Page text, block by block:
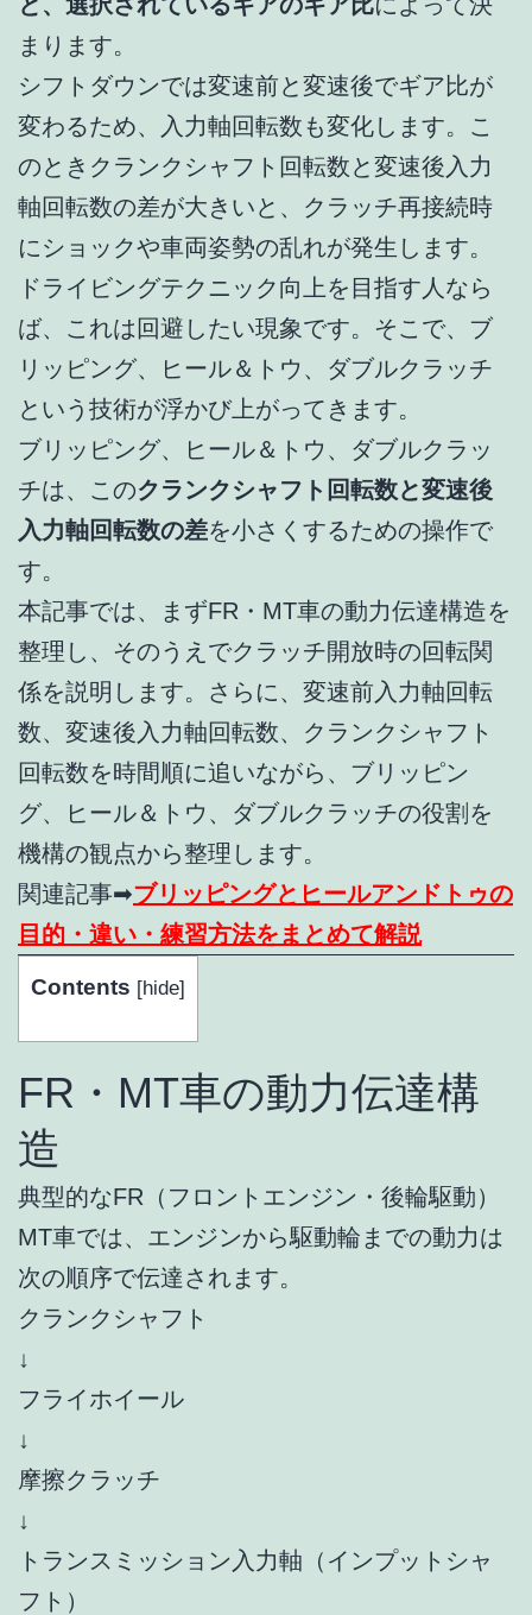
まります。
シフトダウンでは変速前と変速後でギア比が
変わるため、入力軸回転数も変化します。こ
のときクランクシャフト回転数と変速後入力
軸回転数の差が大きいと、クラッチ再接続時
にショックや車両姿勢の乱れが発生します。
ドライビングテクニック向上を目指す人なら
ば、これは回避したい現象です。そこで、ブ
リッピング、ヒール＆トウ、ダブルクラッチ
という技術が浮かび上がってきます。
ブリッピング、ヒール＆トウ、ダブルクラッ
チは、このクランクシャフト回転数と変速後
入力軸回転数の差を小さくするための操作で
す。
本記事では、まずFR・MT車の動力伝達構造を
整理し、そのうえでクラッチ開放時の回転関
係を説明します。さらに、変速前入力軸回転
数、変速後入力軸回転数、クランクシャフト
回転数を時間順に追いながら、ブリッピン
グ、ヒール＆トウ、ダブルクラッチの役割を
機構の観点から整理します。
関連記事➡ブリッピングとヒールアンドトゥの
目的・違い・練習方法をまとめて解説
Contents [hide]
FR・MT車の動力伝達構
造
典型的なFR（フロントエンジン・後輪駆動）
MT車では、エンジンから駆動輪までの動力は
次の順序で伝達されます。
クランクシャフト
↓
フライホイール
↓
摩擦クラッチ
↓
トランスミッション入力軸（インプットシャ
フト）